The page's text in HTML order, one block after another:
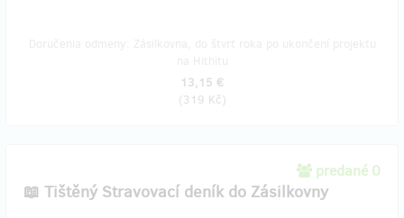
13,15 €
(319 Kč)
predané 0
📖 Tištěný Stravovací deník do Zásilkovny